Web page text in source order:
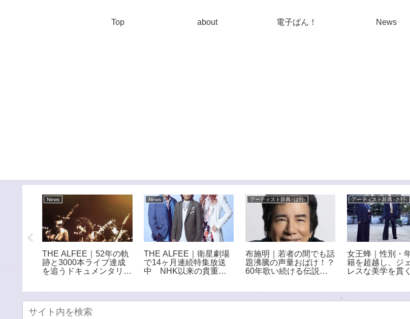
Top about 電子ばん！ News
News
THE ALFEE｜52年の軌
跡と3000本ライブ達成
を追うドキュメンタリー
News
THE ALFEE｜衛星劇場
で14ヶ月連続特集放送
中 NHK以来の貴重番
アーティスト辞典 -は行-
布施明｜若者の間でも話
題沸騰の声量おばけ！？
60年歌い続ける伝説の
アーティスト辞典 -さ行-
女王蜂｜性別・
籍を超越し、ジ
レスな美学を貫